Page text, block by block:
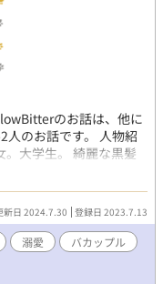
のお話は、他に
人のお話です。 人物紹
大学生。 綺麗な黒髪
の長さ。 わりとお堅い
。 Sweetの２人とは良
がいまいち掴めずに戸惑
歳。金髪。クォータ
たり飲酒する。 実家
。 既にお付き合いして
てみてください(^^)/
新日 2024.7.30 登録日 2023.7.13
溺愛
バカップル